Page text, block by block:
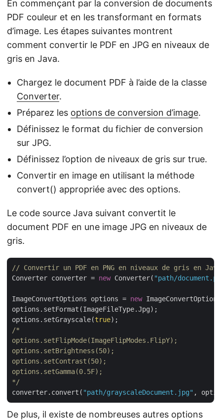
En commençant par la conversion de documents
PDF couleur et en les transformant en formats
d’image. Les étapes suivantes montrent
comment convertir le PDF en JPG en niveaux de
gris en Java.
Chargez le document PDF à l’aide de la classe
Converter.
Préparez les options de conversion d’image.
Définissez le format du fichier de conversion
sur JPG.
Définissez l’option de niveaux de gris sur true.
Convertir en image en utilisant la méthode
convert() appropriée avec des options.
Le code source Java suivant convertit le
document PDF en une image JPG en niveaux de
gris.
// Convertir un PDF en PNG en niveaux de gris en Java
Converter converter = new Converter( "path/
ImageConvertOptions options = new
options.setFormat(ImageFileType.Jpg);
options.setGrayscale(true
/*
options.setFlipMode(ImageFlipModes.FlipY);
options.setBrightness(50);
options.setContrast(50);
options.setGamma(0.5F);
*/
converter.convert( "path/grayscaleDocument.jpg"
De plus, il existe de nombreuses autres options